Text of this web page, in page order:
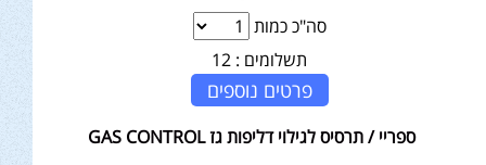
סה"כ כמות
תשלומים : 12
פרטים נוספים
ספריי / תרסיס לגילוי דליפות גז GAS CONTROL